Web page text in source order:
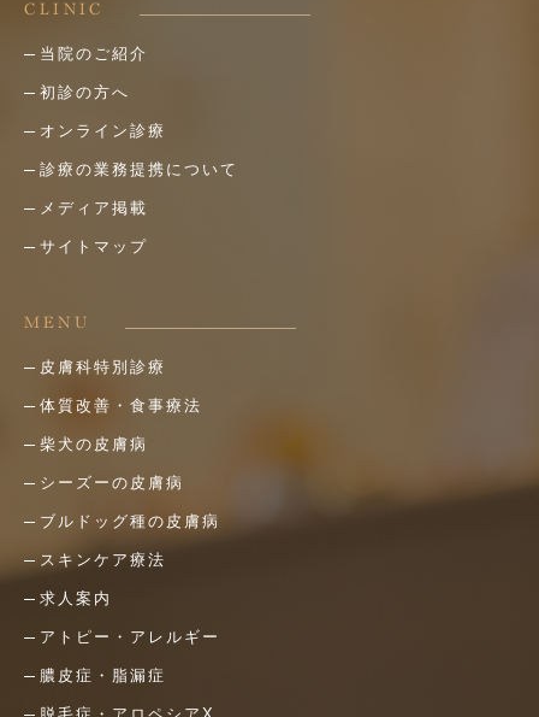
CLINIC
当院のご紹介
初診の方へ
オンライン診療
診療の業務提携について
メディア掲載
サイトマップ
MENU
皮膚科特別診療
体質改善・食事療法
柴犬の皮膚病
シーズーの皮膚病
ブルドッグ種の皮膚病
スキンケア療法
求人案内
アトピー・アレルギー
膿皮症・脂漏症